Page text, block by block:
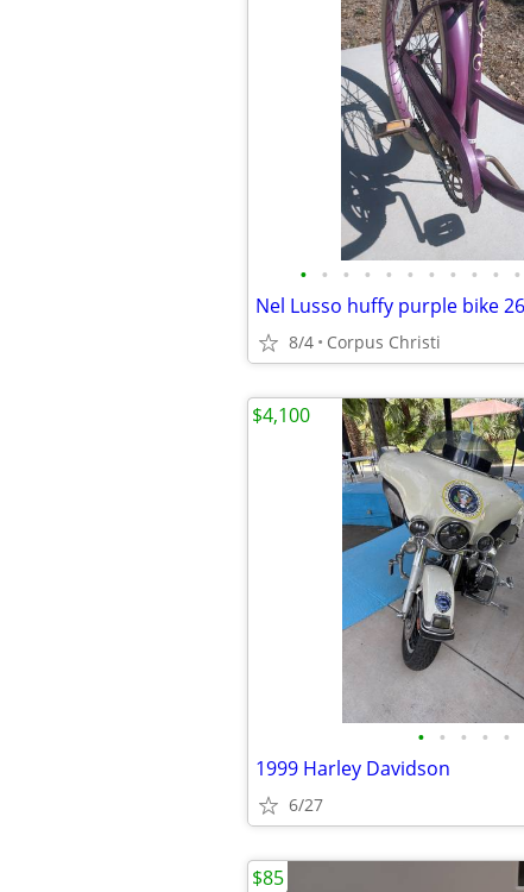
• • • • • • • • • • •
Nel Lusso huffy purple bike
8/4 Corpus Christi
• • • • •
1999 Harley Davidson
6/27
$4,100
$85